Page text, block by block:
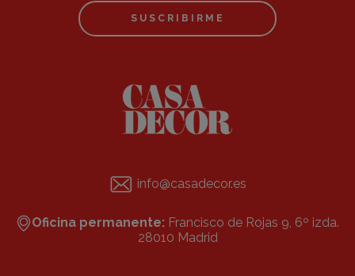
SUSCRIBIRME
info@casadecor.es
Oficina permanente: Francisco de Rojas 9, 6º izda.
28010 Madrid